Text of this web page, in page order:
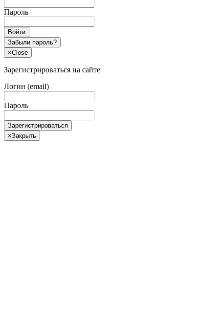
Пароль
Войти
Забыли пароль?
×Close
Зарегистрироваться на сайте
Логин (email)
Пароль
Зарегистрироваться
×Закрыть